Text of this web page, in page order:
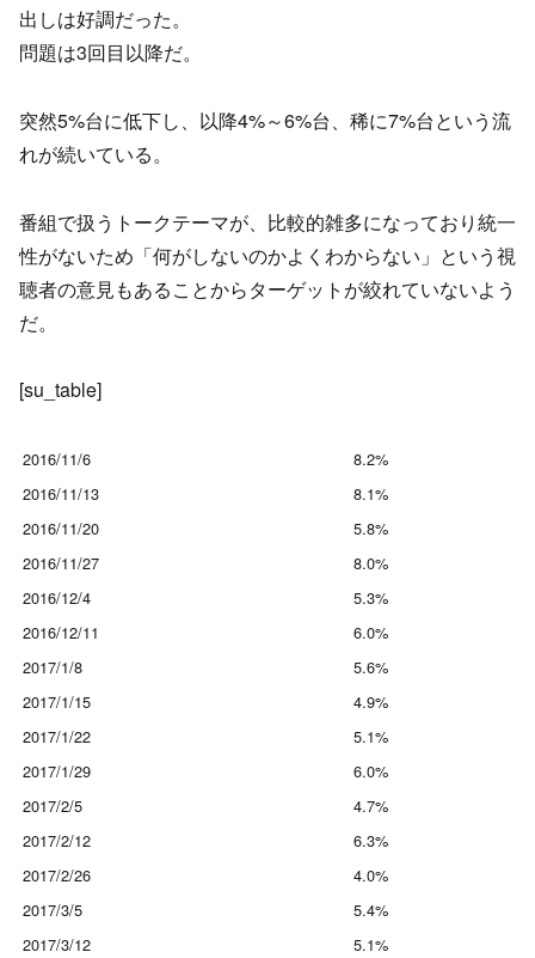
出しは好調だった。
問題は3回目以降だ。
突然5%台に低下し、以降4%～6%台、稀に7%台という流
れが続いている。
番組で扱うトークテーマが、比較的雑多になっており統一
性がないため「何がしないのかよくわからない」という視
聴者の意見もあることからターゲットが絞れていないよう
だ。
[su_table]
2016/11/6
8.2%
2016/11/13
8.1%
2016/11/20
5.8%
2016/11/27
8.0%
2016/12/4
5.3%
2016/12/11
6.0%
2017/1/8
5.6%
2017/1/15
4.9%
2017/1/22
5.1%
2017/1/29
6.0%
2017/2/5
4.7%
2017/2/12
6.3%
2017/2/26
4.0%
2017/3/5
5.4%
2017/3/12
5.1%